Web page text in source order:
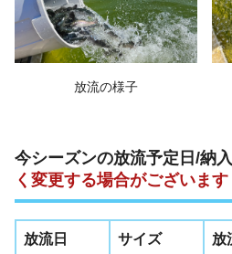
放流の様子
今シーズンの放流予定日/納
く変更する場合がございます
放流日 サイズ 放